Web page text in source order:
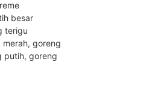
besar
terigu
merah, goreng
putih, goreng